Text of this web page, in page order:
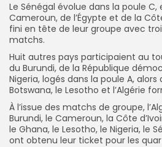
Le Sénégal évolue dans la poule
Cameroun, de l’Égypte et de la
fini en tête de leur groupe avec
matchs.
Huit autres pays participaient au
du Burundi, de la République
Nigeria, logés dans la poule A, alors
Botswana, le Lesotho et l’Algérie
À l’issue des matchs de groupe,
Burundi, le Cameroun, la Côte
le Ghana, le Lesotho, le Nigeria, le
ont obtenu leur ticket pour les